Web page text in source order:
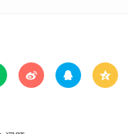
  